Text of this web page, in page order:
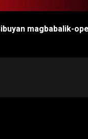
magbabalik-